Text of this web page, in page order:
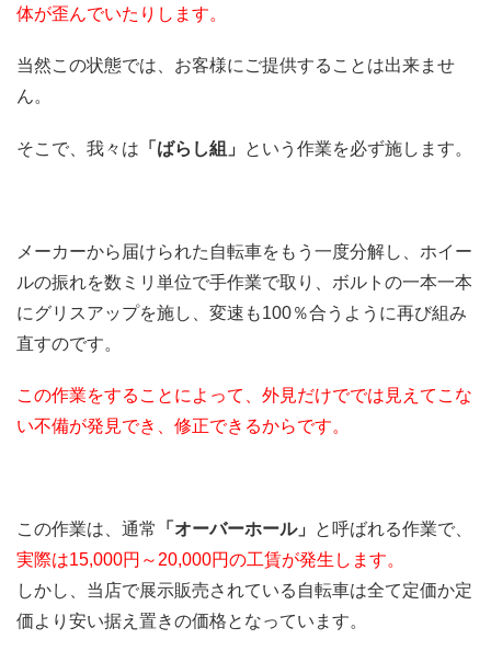
体が歪んでいたりします。
当然この状態では、お客様にご提供することは出来ませ
ん。
そこで、我々は 「ばらし組」 という作業を必ず施します。
メーカーから届けられた自転車をもう一度分解し、ホイー
ルの振れを数ミリ単位で手作業で取り、ボルトの一本一本
にグリスアップを施し、変速も100％合うように再び組み
直すのです。
この作業をすることによって、外見だけででは見えてこな
い不備が発見でき、修正できるからです。
この作業は、通常 「オーバーホール」
と呼ばれる作業で、
実際は15,000円～20,000円の工賃が発生します。
しかし、当店で展示販売されている自転車は全て定価か定
価より安い据え置きの価格となっています。